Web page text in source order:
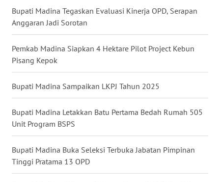
Bupati Madina Tegaskan Evaluasi Kinerja OPD, Serapan
Anggaran Jadi Sorotan
Pemkab Madina Siapkan 4 Hektare Pilot Project Kebun
Pisang Kepok
Bupati Madina Sampaikan LKPJ Tahun 2025
Bupati Madina Letakkan Batu Pertama Bedah Rumah 505
Unit Program BSPS
Bupati Madina Buka Seleksi Terbuka Jabatan Pimpinan
Tinggi Pratama 13 OPD
WN
MALUKU
WN
MALUT
WN
DAIRI
WN